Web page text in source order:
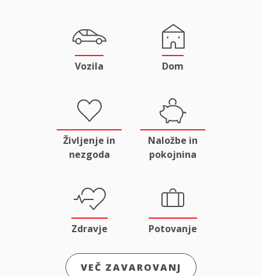
Vozila Dom
Življenje in
nezgoda
Naložbe in
pokojnina
Zdravje Potovanje
VEČ ZAVAROVANJ